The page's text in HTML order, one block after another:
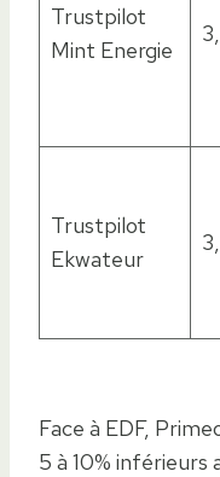
Trustpilot
Mint Energie
Trustpilot
Ekwateur
Face à EDF,
5 à 10% inférieurs